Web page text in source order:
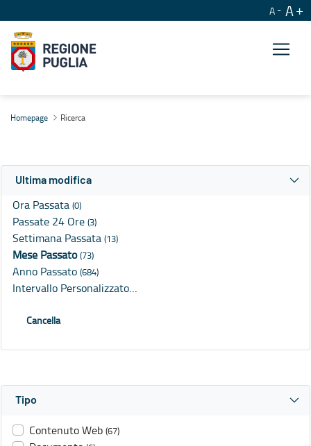
A A
Homepage Ricerca
Ultima modifica
Ora Passata (0)
Passate 24 Ore (3)
Settimana Passata (13)
Mese Passato(73)
Anno Passato (684)
Intervallo Personalizzato…
Cancella
Tipo
Contenuto Web (67)